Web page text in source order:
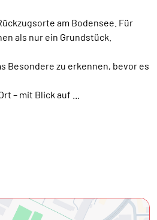
am Bodensee. Für
als nur ein Grundstück.
Besondere zu erkennen, bevor es
– mit Blick auf